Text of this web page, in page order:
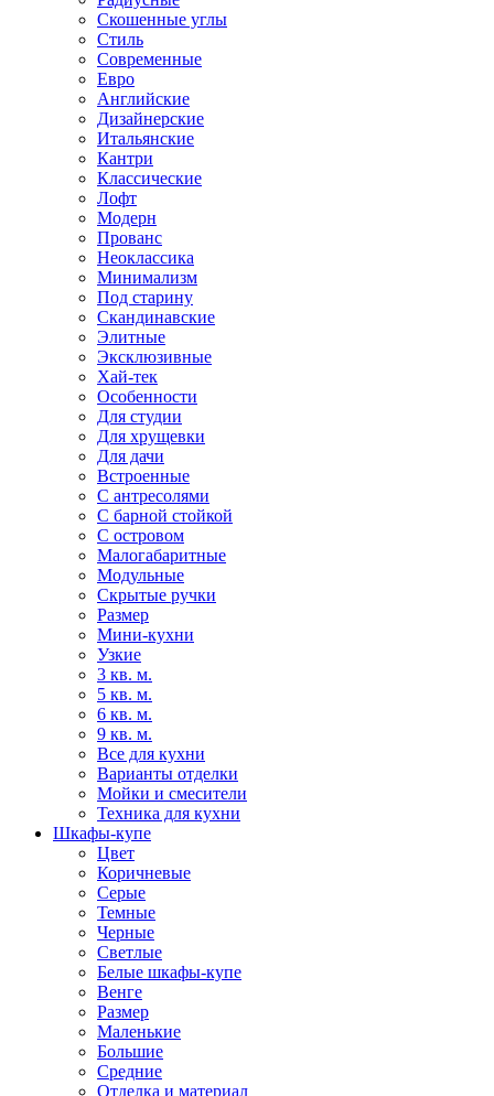
Скошенные углы
Стиль
Современные
Евро
Английские
Дизайнерские
Итальянские
Кантри
Классические
Лофт
Модерн
Прованс
Неоклассика
Минимализм
Под старину
Скандинавские
Элитные
Эксклюзивные
Хай-тек
Особенности
Для студии
Для хрущевки
Для дачи
Встроенные
С антресолями
С барной стойкой
С островом
Малогабаритные
Модульные
Скрытые ручки
Размер
Мини-кухни
Узкие
3 кв. м.
5 кв. м.
6 кв. м.
9 кв. м.
Все для кухни
Варианты отделки
Мойки и смесители
Техника для кухни
Шкафы-купе
Цвет
Коричневые
Серые
Темные
Черные
Светлые
Белые шкафы-купе
Венге
Размер
Маленькие
Большие
Средние
Отделка и материал